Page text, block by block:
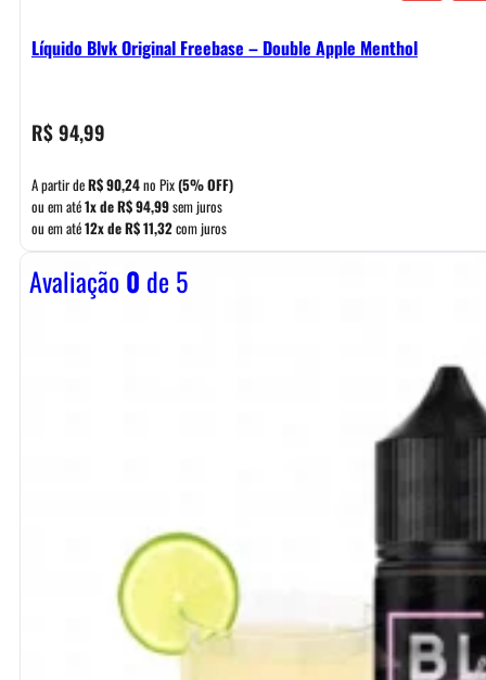
Líquido Blvk Original Freebase – Double Apple Menthol
R$94,99
A partir deR$90,24no Pix(5% OFF)
ou em até1x deR$94,99sem juros
ou em até12x deR$11,32com juros
Avaliação0 de 5